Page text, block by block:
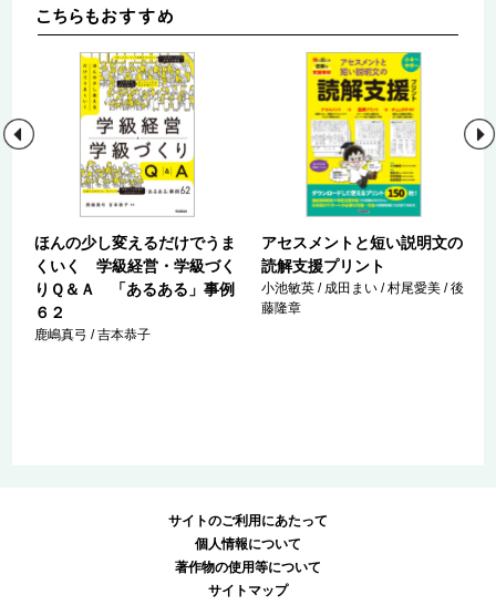
ほんの少し変えるだけでうま
くいく 学級経営・学級づく
りＱ＆Ａ 「あるある」事例
６２
鹿嶋真弓 / 吉本恭子
アセスメントと短い説明文の
読解支援プリント
小池敏英 / 成田まい / 村尾愛美 / 後
藤隆章
サイトのご利用にあたって
個人情報について
著作物の使用等について
サイトマップ